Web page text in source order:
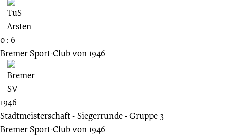
0 : 6
Bremer Sport-Club von 1946
1946
Stadtmeisterschaft - Siegerrunde - Gruppe 3
Bremer Sport-Club von 1946